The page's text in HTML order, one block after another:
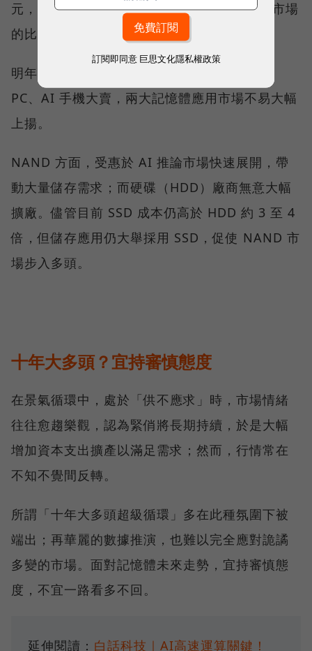
元，占比升至 34.8%；可見 HBM 在 DRAM 市場
的比重快速走升。
明年 PC、智慧型手機市場預期持平；除非 AI
PC、AI 手機大賣，兩大記憶體應用市場不易大幅
上揚。
NAND 方面，受惠於 AI 推論市場快速展開，帶
動大量儲存需求；而硬碟（HDD）廠商無意大幅
擴廠。儘管目前 SSD 成本仍高於 HDD 約 3 至 4
倍，但儲存應用仍大舉採用 SSD，促使 NAND 市
場步入多頭。
十年大多頭？宜持審慎態度
在景氣循環中，處於「供不應求」時，市場情緒
往往愈趨樂觀，認為緊俏將長期持續，於是大幅
增加資本支出擴產以滿足需求；然而，行情常在
不知不覺間反轉。
所謂「十年大多頭超級循環」多在此種氛圍下被
端出；再華麗的數據推演，也難以完全應對詭譎
多變的市場。面對記憶體未來走勢，宜持審慎態
度，不宜一路看多不回。
延伸閱讀： 白話科技｜AI高速運算關鍵！
訂閱即同意 巨思文化隱私權政策